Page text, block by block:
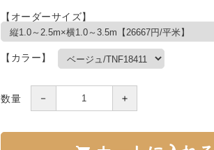
【オーダーサイズ】
【カラー】
数量 － ＋